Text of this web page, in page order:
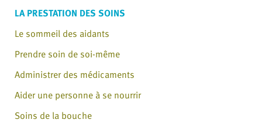
LA PRESTATION DES SOINS
Le sommeil des aidants
Prendre soin de soi-même
Administrer des médicaments
Aider une personne à se nourrir
Soins de la bouche